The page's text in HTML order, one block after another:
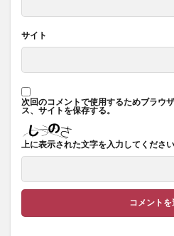
サイト
次回のコメントで使用するためブラウ
ス、サイトを保存する。
上に表示された文字を入力してください